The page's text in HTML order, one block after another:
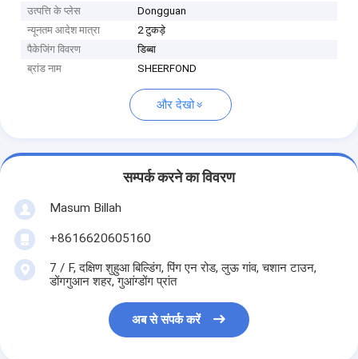
उत्पत्ति के प्लेस
Dongguan
न्यूनतम आदेश मात्रा
2 टुकड़े
पैकेजिंग विवरण
डिब्बा
ब्रांड नाम
SHEERFOND
और देखो
सम्पर्क करने का विवरण
Masum Billah
+8616620605160
7 / F, दक्षिण शुहुआ बिल्डिंग, पिंग एन रोड, लुऊ गांव, चशान टाउन,
डोंगगुआन शहर, गुआंग्डोंग प्रांत
अब से संपर्क करें